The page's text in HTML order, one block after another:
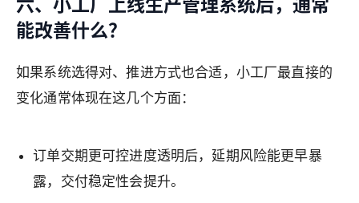
能改善什么？
如果系统选得对、推进方式也合适，小工厂最直接的
变化通常体现在这几个方面：
订单交期更可控进度透明后，延期风险能更早暴
露，交付稳定性会提升。